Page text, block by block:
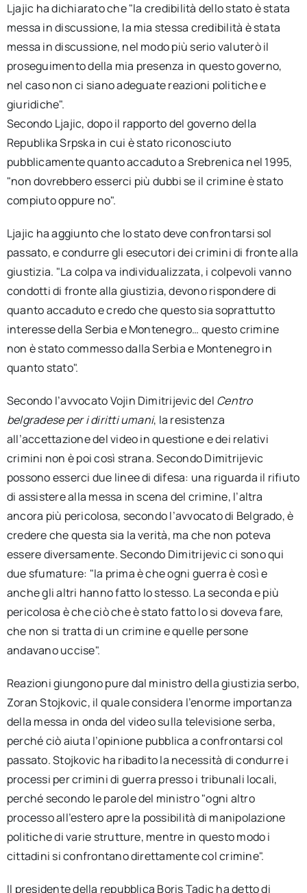
Ljajic ha dichiarato che "la credibilità dello stato è stata
messa in discussione, la mia stessa credibilità è stata
messa in discussione, nel modo più serio valuterò il
proseguimento della mia presenza in questo governo,
nel caso non ci siano adeguate reazioni politiche e
giuridiche".
Secondo Ljajic, dopo il rapporto del governo della
Republika Srpska in cui è stato riconosciuto
pubblicamente quanto accaduto a Srebrenica nel 1995,
"non dovrebbero esserci più dubbi se il crimine è stato
compiuto oppure no".
Ljajic ha aggiunto che lo stato deve confrontarsi sol
passato, e condurre gli esecutori dei crimini di fronte alla
giustizia. "La colpa va individualizzata, i colpevoli vanno
condotti di fronte alla giustizia, devono rispondere di
quanto accaduto e credo che questo sia soprattutto
interesse della Serbia e Montenegro… questo crimine
non è stato commesso dalla Serbia e Montenegro in
quanto stato".
Secondo l’avvocato Vojin Dimitrijevic del Centro
belgradese per i diritti umani, la resistenza
all’accettazione del video in questione e dei relativi
crimini non è poi così strana. Secondo Dimitrijevic
possono esserci due linee di difesa: una riguarda il rifiuto
di assistere alla messa in scena del crimine, l’altra
ancora più pericolosa, secondo l’avvocato di Belgrado, è
credere che questa sia la verità, ma che non poteva
essere diversamente. Secondo Dimitrijevic ci sono qui
due sfumature: "la prima è che ogni guerra è così e
anche gli altri hanno fatto lo stesso. La seconda e più
pericolosa è che ciò che è stato fatto lo si doveva fare,
che non si tratta di un crimine e quelle persone
andavano uccise".
Reazioni giungono pure dal ministro della giustizia serbo,
Zoran Stojkovic, il quale considera l’enorme importanza
della messa in onda del video sulla televisione serba,
perché ciò aiuta l’opinione pubblica a confrontarsi col
passato. Stojkovic ha ribadito la necessità di condurre i
processi per crimini di guerra presso i tribunali locali,
perché secondo le parole del ministro "ogni altro
processo all’estero apre la possibilità di manipolazione
politiche di varie strutture, mentre in questo modo i
cittadini si confrontano direttamente col crimine".
Il presidente della repubblica Boris Tadic ha detto di